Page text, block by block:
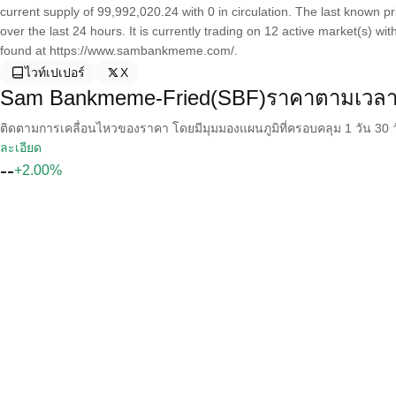
current supply of 99,992,020.24 with 0 in circulation. The last known
over the last 24 hours. It is currently trading on 12 active market(s)
found at https://www.sambankmeme.com/.
ไวท์เปเปอร์
X
Sam Bankmeme-Fried(SBF)ราคาตามเวล
ติดตามการเคลื่อนไหวของราคา โดยมีมุมมองแผนภูมิที่ครอบคลุม 1 วัน 30
ละเอียด
--+2.00%